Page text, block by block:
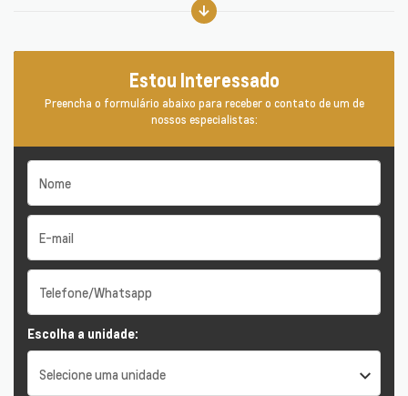
Estou Interessado
Preencha o formulário abaixo para receber o contato de um de
nossos especialistas:
Escolha a unidade:
Selecione uma unidade